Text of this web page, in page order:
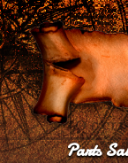
Parts